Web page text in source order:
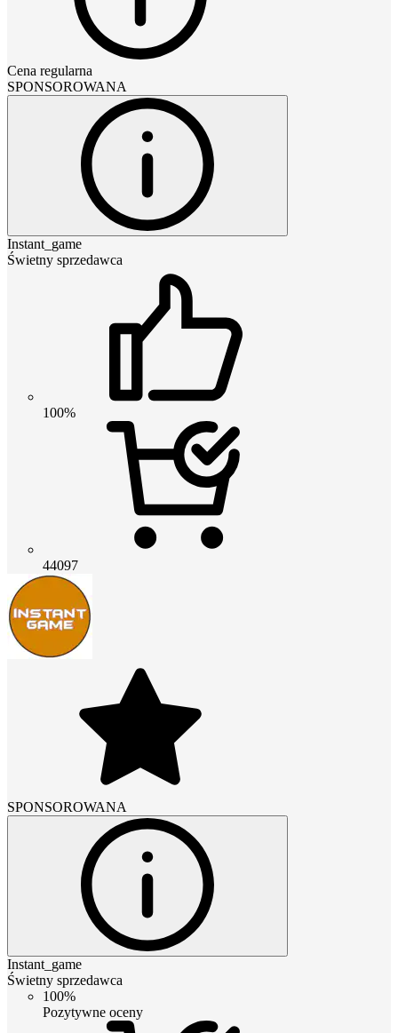
Cena regularna
SPONSOROWANA
Instant_game
Świetny sprzedawca
100%
44097
SPONSOROWANA
Instant_game
Świetny sprzedawca
100%
Pozytywne oceny